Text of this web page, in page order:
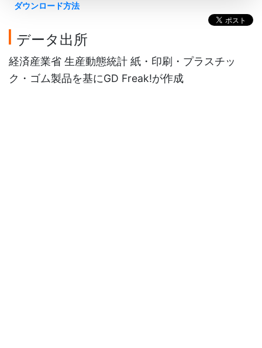
ダウンロード方法
データ出所
経済産業省 生産動態統計 紙・印刷・プラスチッ
ク・ゴム製品を基にGD Freak!が作成